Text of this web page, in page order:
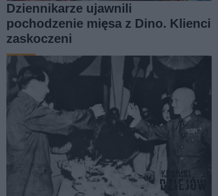
Dziennikarze ujawnili
pochodzenie mięsa z Dino. Klienci
zaskoczeni